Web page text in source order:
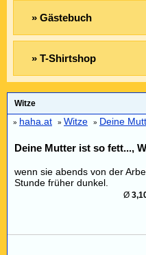
» Gästebuch
» T-Shirtshop
Witze
» haha.at » Witze » Deine
Deine Mutter ist so fett...,
wenn sie abends von der
Stunde früher dunkel.
Ø